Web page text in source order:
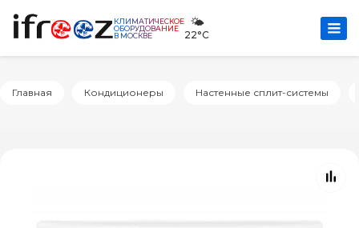
КЛИМАТИЧЕСКОЕ
ОБОРУДОВАНИЕ
В МОСКВЕ
🌤️
22°C
Главная Кондиционеры Настенные сплит-системы